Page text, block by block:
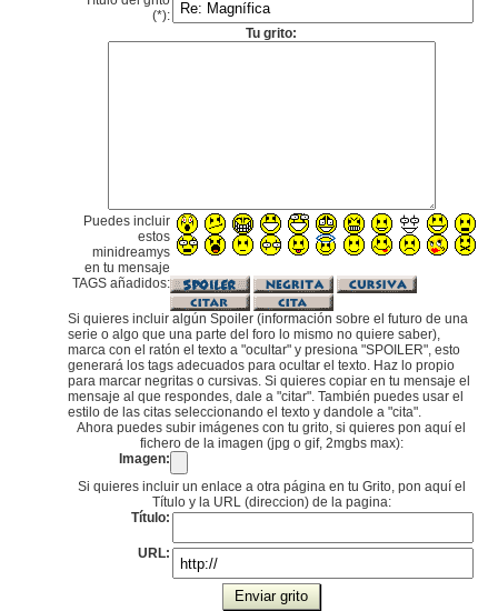
(*):
Tu grito:
Puedes incluir
estos
minidreamys
en tu mensaje
TAGS añadidos:
Si quieres incluir algún Spoiler (información sobre el futuro de una
serie o algo que una parte del foro lo mismo no quiere saber),
marca con el ratón el texto a "ocultar" y presiona "SPOILER", esto
generará los tags adecuados para ocultar el texto. Haz lo propio
para marcar negritas o cursivas. Si quieres copiar en tu mensaje el
mensaje al que respondes, dale a "citar". También puedes usar el
estilo de las citas seleccionando el texto y dandole a "cita".
Ahora puedes subir imágenes con tu grito, si quieres pon aquí el
fichero de la imagen (jpg o gif, 2mgbs max):
Imagen:
Si quieres incluir un enlace a otra página en tu Grito, pon aquí el
Título y la URL (direccion) de la pagina:
Título:
URL: